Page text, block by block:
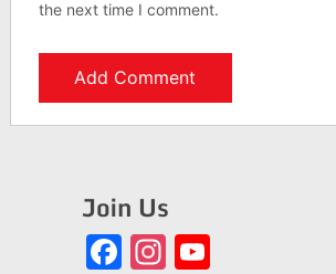
the next time I comment.
Join Us
Facebook
Instagram
YouTube